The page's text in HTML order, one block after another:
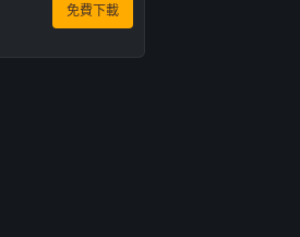
免費下載